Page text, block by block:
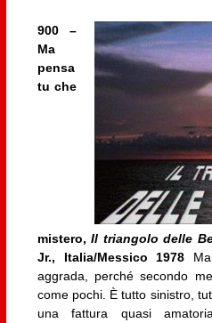
900 –
Ma
pensa
tu che
mistero,Il triangolo delle
Jr., Italia/Messico 1978
aggrada, perché secondo
come pochi. È tutto sinistro,
una fattura quasi